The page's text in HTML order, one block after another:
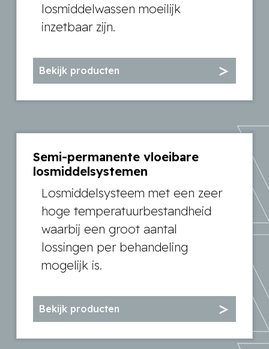
losmiddelwassen moeilijk
inzetbaar zijn.
Bekijk producten
Semi-permanente vloeibare
losmiddelsystemen
Losmiddelsysteem met een zeer
hoge temperatuurbestandheid
waarbij een groot aantal
lossingen per behandeling
mogelijk is.
Bekijk producten